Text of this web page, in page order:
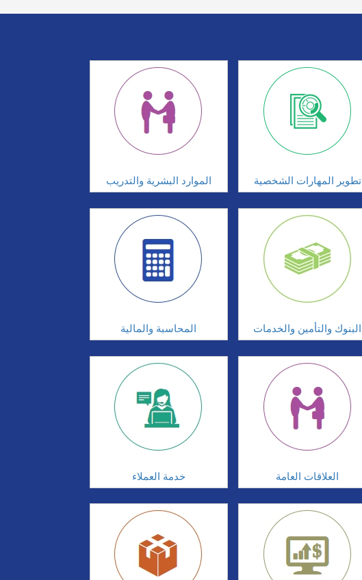
الموارد البشرية والتدريب تطوير المهارات الشخصية
المحاسبة والمالية البنوك والتأمين والخدمات
خدمة العملاء العلاقات العامة